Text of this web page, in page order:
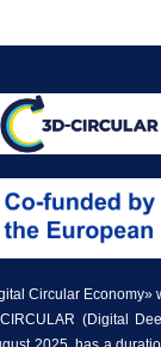
Circular Economy»
(Digital